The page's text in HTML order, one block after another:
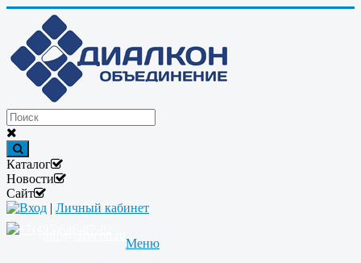
Каталог
Новости
Сайт
Вход | Личный кабинет
Меню